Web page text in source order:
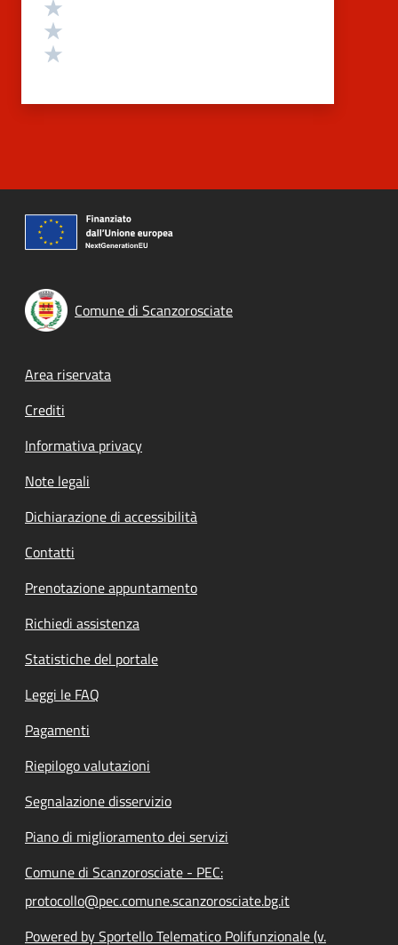
Comune di Scanzorosciate
Footer menu
Area riservata
Crediti
Informativa privacy
Note legali
Dichiarazione di accessibilità
Contatti
Prenotazione appuntamento
Richiedi assistenza
Statistiche del portale
Leggi le FAQ
Pagamenti
Riepilogo valutazioni
Segnalazione disservizio
Piano di miglioramento dei servizi
Comune di Scanzorosciate - PEC:
protocollo@pec.comune.scanzorosciate.bg.it
Powered by Sportello Telematico Polifunzionale (v.